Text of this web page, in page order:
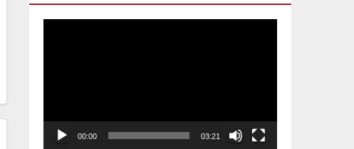
00:00 03:21